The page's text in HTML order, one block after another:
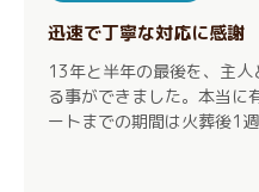
迅速で丁寧な対応に感謝
13年と半年の最後を、主
る事ができました。本当に
ートまでの期間は火葬後1